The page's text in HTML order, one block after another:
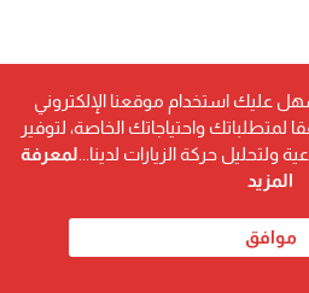
عليك استخدام موقعنا الإلكتروني
لمتطلباتك واحتياجاتك الخاصة، لتوفير
ولتحليل حركة الزيارات لدينا... لمعرفة
المزيد
موافق